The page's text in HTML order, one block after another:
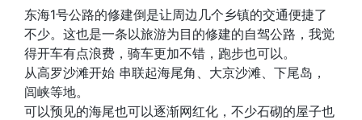
东海1号公路的修建倒是让周边几个乡镇的交通便捷了
不少。这也是一条以旅游为目的修建的自驾公路，我觉
得开车有点浪费，骑车更加不错，跑步也可以。
从高罗沙滩开始 串联起海尾角、大京沙滩、下尾岛，
闾峡等地。
可以预见的海尾也可以逐渐网红化，不少石砌的屋子也